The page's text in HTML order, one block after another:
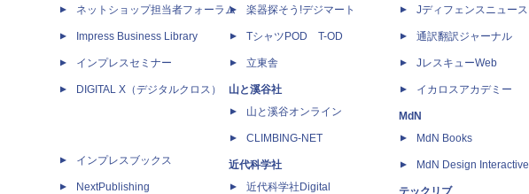
ネットショップ担当者フォーラム
Impress Business Library
インプレスセミナー
DIGITAL X（デジタルクロス）
インプレスブックス
NextPublishing
楽器探そう!デジマート
TシャツPOD T-OD
立東舎
山と溪谷社
山と溪谷オンライン
CLIMBING-NET
近代科学社
近代科学社Digital
Jディフェンスニュース
通訳翻訳ジャーナル
JレスキューWeb
イカロスアカデミー
MdN
MdN Books
MdN Design Interactive
テックリブ